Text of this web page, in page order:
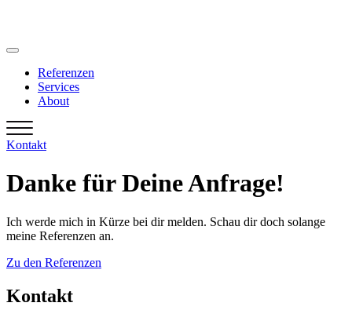
Referenzen
Services
About
Kontakt
Danke für Deine Anfrage!
Ich werde mich in Kürze bei dir melden. Schau dir doch solange
meine Referenzen an.
Zu den Referenzen
Kontakt